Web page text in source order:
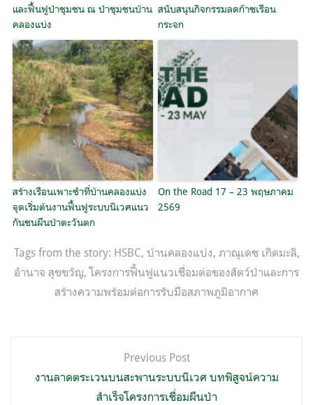
และฟื้นฟูป่าชุมชน ณ ป่าชุมชนบ้าน
คลองแบ่ง
สนับสนุนกิจกรรมลดก๊าซเรือน
กระจก
สร้างเรือนเพาะชำที่บ้านคลองแบ่ง
จุดเริ่มต้นงานฟื้นฟูระบบนิเวศแนว
กันชนผืนป่าตะวันตก
On the Road 17 – 23 พฤษภาคม
2569
Tags from the story: HSBC, บ้านคลองแบ่ง, ภาณุเดช เกิดมะลิ,
อำนาจ สุขขวัญ,โครงการฟื้นฟูแนวเชื่อมต่อของสัตว์ป่าและการ
สร้างความพร้อมต่อการรับมือสภาพภูมิอากาศ
เรื่อง
Previous Post
งานลาดตระเวนบนสะพานระบบนิเวศ บทพิสูจน์ความ
สำเร็จโครงการเชื่อมผืนป่า